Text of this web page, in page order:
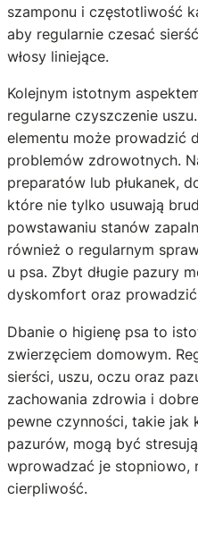
szamponu i częstotliwość
aby regularnie czesać
włosy liniejące.
Kolejnym istotnym
regularne czyszczenie
elementu może prowadzić
problemów zdrowotnych.
preparatów lub płukanek,
które nie tylko usuwają
powstawaniu stanów
również o regularnym
u psa. Zbyt długie pazury
dyskomfort oraz
Dbanie o higienę psa to
zwierzęciem domowym.
sierści, uszu, oczu oraz
zachowania zdrowia i
pewne czynności, takie jak
pazurów, mogą być
wprowadzać je stopniowo,
cierpliwość.